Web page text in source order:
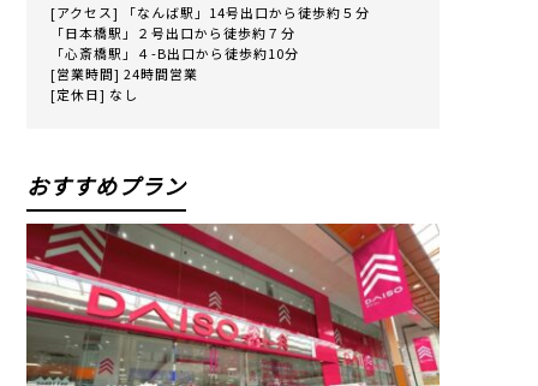
[アクセス] 「なんば駅」14号出口から徒歩約５分
「日本橋駅」２号出口から徒歩約７分
「心斎橋駅」４-B出口から徒歩約10分
[営業時間] 24時間営業
[定休日] なし
おすすめプラン